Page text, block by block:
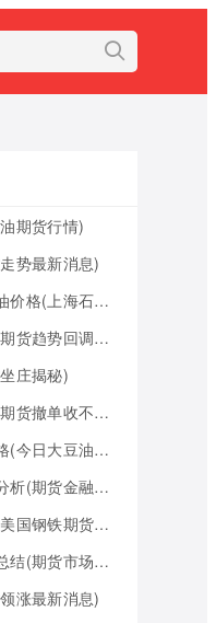
期货行情)
势最新消息)
交易所石油价格查询)
计算公式是什么)
庄揭秘)
收不收手续费用)
期货最新价格行情)
工具缺点分析报告)
期货行情大盘)
保值实验总结报告)
涨最新消息)